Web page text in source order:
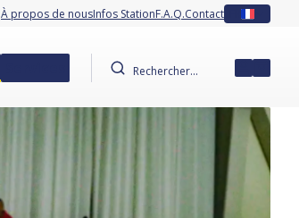
À propos de nousInfos StationF.A.Q.Contact
Mon